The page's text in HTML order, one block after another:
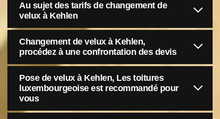
Au sujet des tarifs de changement de
velux à Kehlen
Changement de velux à Kehlen,
procédez à une confrontation des devis
Pose de velux à Kehlen, Les toitures
luxembourgeoise est recommandé pour
vous